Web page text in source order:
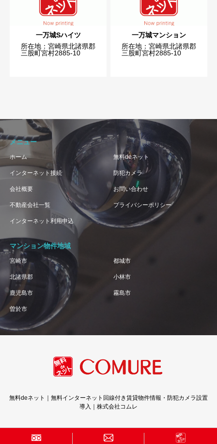
一万城Sハイツ
所在地：宮崎県北諸県郡
三股町宮村2885-10
一万城マンション
所在地：宮崎県北諸県郡
三股町宮村2885-10
メニュー
ホーム 無料deネット
インターネット接続 防犯カメラ
会社概要 お問い合わせ
不動産会社一覧 プライバシーポリシー
インターネット利用申込
マンション物件地域
宮崎市 都城市
北諸県郡 小林市
鹿児島市 霧島市
曽於市
無料deネット｜無料インターネット回線付き賃貸物件情報・防犯カメラ設置
導入｜株式会社コムレ